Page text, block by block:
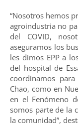
“Nosotros hemos
agroindustria no
del COVID,
aseguramos los
les dimos EPP a
del hospital de
coordinamos
Chao, como en
en el Fenómeno
somos parte de la
la comunidad”,